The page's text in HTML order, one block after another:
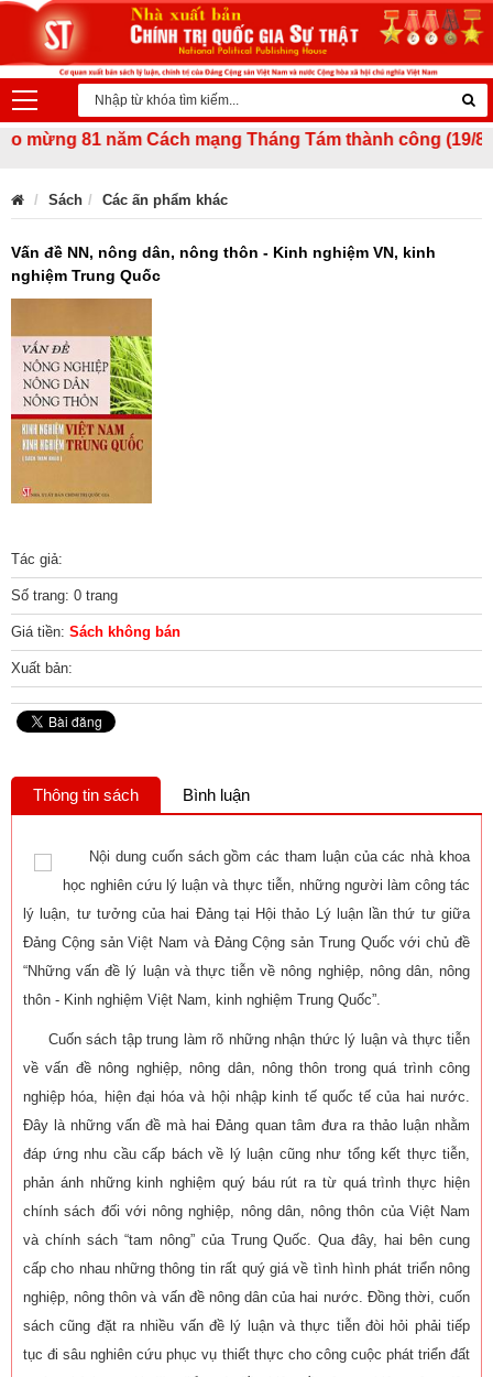
81 năm Cách mạng Tháng Tám thành công (19/8/
Sách Các ấn phẩm khác
Vấn đề NN, nông dân, nông thôn - Kinh nghiệm VN, kinh
nghiệm Trung Quốc
Tác giả:
Số trang: 0 trang
Giá tiền: Sách không bán
Xuất bản:
Thông tin sách Bình luận
Nội dung cuốn sách gồm các tham luận của các nhà khoa
học nghiên cứu lý luận và thực tiễn, những người làm công tác
lý luận, tư tưởng của hai Đảng tại Hội thảo Lý luận lần thứ tư giữa
Đảng Cộng sản Việt Nam và Đảng Cộng sản Trung Quốc với chủ đề
“Những vấn đề lý luận và thực tiễn về nông nghiệp, nông dân, nông
thôn - Kinh nghiệm Việt Nam, kinh nghiệm Trung Quốc”.
Cuốn sách tập trung làm rõ những nhận thức lý luận và thực tiễn
về vấn đề nông nghiệp, nông dân, nông thôn trong quá trình công
nghiệp hóa, hiện đại hóa và hội nhập kinh tế quốc tế của hai nước.
Đây là những vấn đề mà hai Đảng quan tâm đưa ra thảo luận nhằm
đáp ứng nhu cầu cấp bách về lý luận cũng như tổng kết thực tiễn,
phản ánh những kinh nghiệm quý báu rút ra từ quá trình thực hiện
chính sách đối với nông nghiệp, nông dân, nông thôn của Việt Nam
và chính sách “tam nông” của Trung Quốc. Qua đây, hai bên cung
cấp cho nhau những thông tin rất quý giá về tình hình phát triển nông
nghiệp, nông thôn và vấn đề nông dân của hai nước. Đồng thời, cuốn
sách cũng đặt ra nhiều vấn đề lý luận và thực tiễn đòi hỏi phải tiếp
tục đi sâu nghiên cứu phục vụ thiết thực cho công cuộc phát triển đất